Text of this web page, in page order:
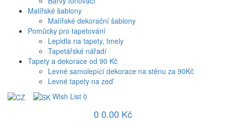
Malířské šablony
Malířské dekorační šablony
Pomůcky pro tapetování
Lepidla na tapety, tmely
Tapetářské nářadí
Tapety a dekorace od 90 Kč
Levné samolepící dekorace na stěnu za 90Kč
Levné tapety na zeď
Wish List 0
0 0.00 Kč